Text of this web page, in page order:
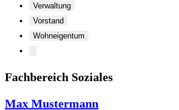
Verwaltung
Vorstand
Wohneigentum
Fachbereich Soziales
Max Mustermann